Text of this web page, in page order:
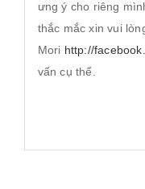
ưng ý cho riêng
thắc mắc xin vui
Mori http://
vấn cụ thể.